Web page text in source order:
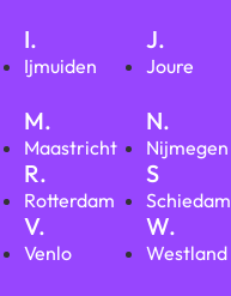
I.
Ijmuiden
J.
Joure
M.
Maastricht
N.
Nijmegen
R.
Rotterdam
S
Schiedam
V.
Venlo
W.
Westland